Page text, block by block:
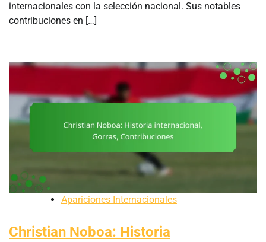
internacionales con la selección nacional. Sus notables
contribuciones en […]
Apariciones Internacionales
Christian Noboa: Historia